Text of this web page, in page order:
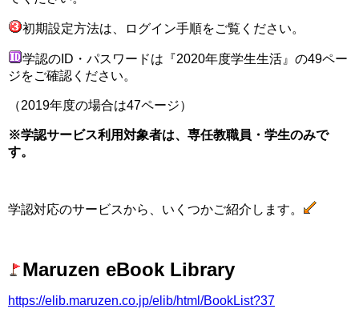
初期設定方法は、ログイン手順をご覧ください。
学認のID・パスワードは『2020年度学生生活』の49ペー
ジをご確認ください。
（2019年度の場合は47ページ）
※学認サービス利用対象者は、専任教職員・学生のみで
す。
学認対応のサービスから、いくつかご紹介します。
Maruzen eBook Library
https://elib.maruzen.co.jp/elib/html/BookList?37